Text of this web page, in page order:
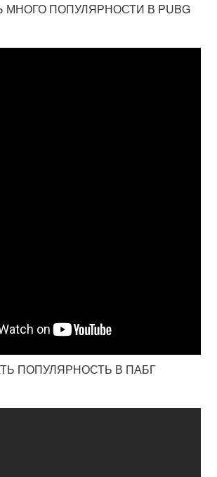
МНОГО ПОПУЛЯРНОСТИ В PUBG
ПОПУЛЯРНОСТЬ В ПАБГ